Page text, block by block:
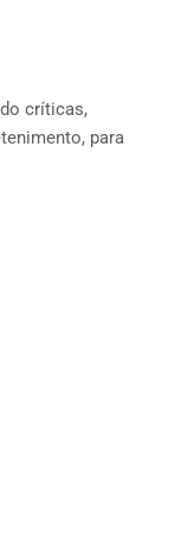
críticas,
para